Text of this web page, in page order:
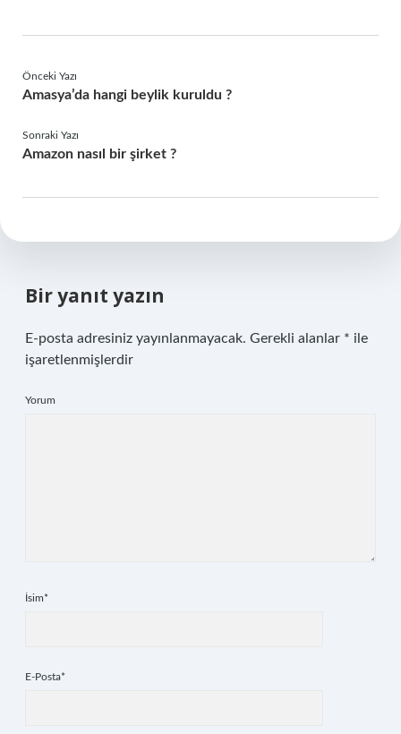
Önceki Yazı
Amasya’da hangi beylik kuruldu ?
Sonraki Yazı
Amazon nasıl bir şirket ?
Bir yanıt yazın
E-posta adresiniz yayınlanmayacak. Gerekli alanlar * ile
işaretlenmişlerdir
Yorum
İsim*
E-Posta*